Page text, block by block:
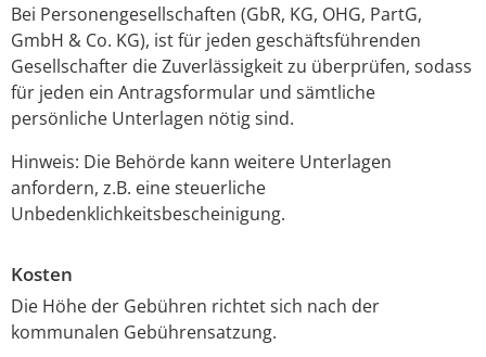
Bei Personengesellschaften (GbR, KG, OHG, PartG,
GmbH & Co. KG), ist für jeden geschäftsführenden
Gesellschafter die Zuverlässigkeit zu überprüfen, sodass
für jeden ein Antragsformular und sämtliche
persönliche Unterlagen nötig sind.
Hinweis: Die Behörde kann weitere Unterlagen
anfordern, z.B. eine steuerliche
Unbedenklichkeitsbescheinigung.
Kosten
Die Höhe der Gebühren richtet sich nach der
kommunalen Gebührensatzung.